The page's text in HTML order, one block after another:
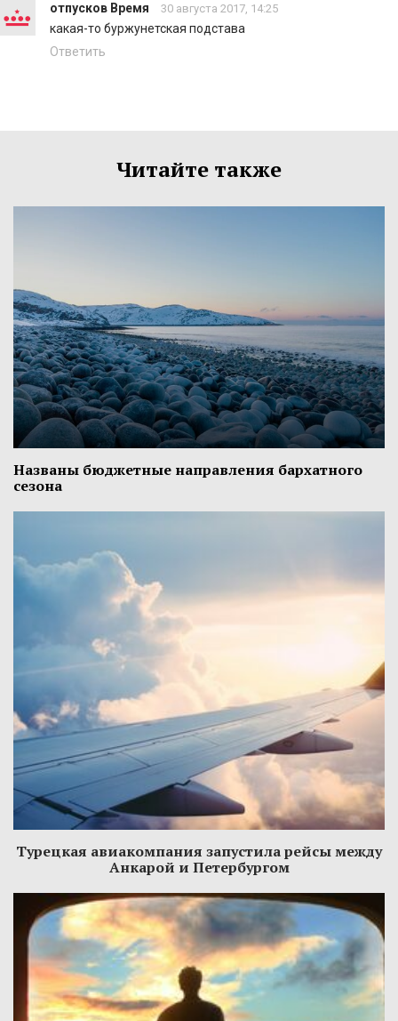
отпусков Время 30 августа 2017, 14:25
какая-то буржунетская подстава
Ответить
Читайте также
Названы бюджетные направления бархатного
сезона
Турецкая авиакомпания запустила рейсы между
Анкарой и Петербургом